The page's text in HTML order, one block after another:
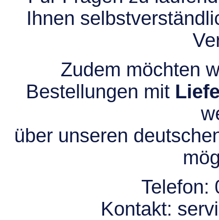
Ihnen
Zudem möchten
Bestellungen mit
über unseren
Telefon:
Kontakt: